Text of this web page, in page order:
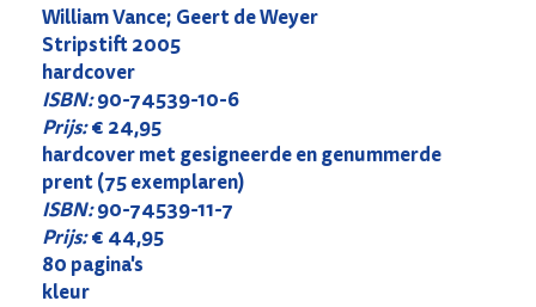
William Vance; Geert de Weyer
Stripstift 2005
hardcover
ISBN:90-74539-10-6
Prijs:€ 24,95
hardcover met gesigneerde en genummerde
prent (75 exemplaren)
ISBN:90-74539-11-7
Prijs:€ 44,95
80 pagina's
kleur